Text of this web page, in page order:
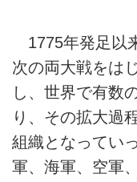
1775年発足以
次の両大戦をは
し、世界で有数
り、その拡大過
組織となってい
軍、海軍、空軍